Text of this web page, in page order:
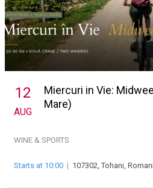
12
AUG
Miercuri in Vie:
Mare)
WINE & SPORTS
Starts at 10:00 | 107302, Tohani,